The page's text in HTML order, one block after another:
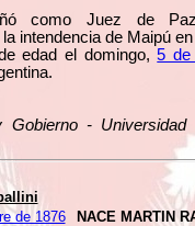
como Juez de
intendencia de Maipú
edad el domingo,5 de
- Universidad
de 1876
NACE MARTIN